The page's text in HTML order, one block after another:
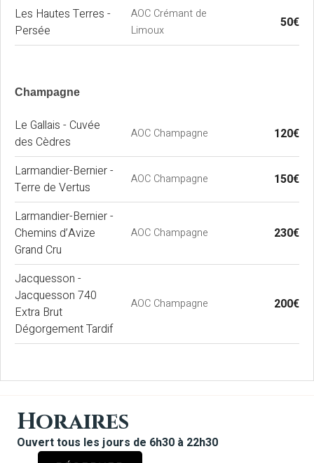
Les Hautes Terres -
Persée
AOC Crémant de
Limoux
50€
Champagne
Le Gallais - Cuvée
des Cèdres
AOC Champagne 120€
Larmandier-Bernier -
Terre de Vertus
AOC Champagne 150€
Larmandier-Bernier -
Chemins d’Avize
Grand Cru
AOC Champagne 230€
Jacquesson -
Jacquesson 740
Extra Brut
Dégorgement Tardif
AOC Champagne 200€
Horaires
Ouvert tous les jours de 6h30 à 22h30